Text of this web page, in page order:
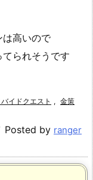
は高いので
られそうです
イドクエスト , 金策
Posted by ranger